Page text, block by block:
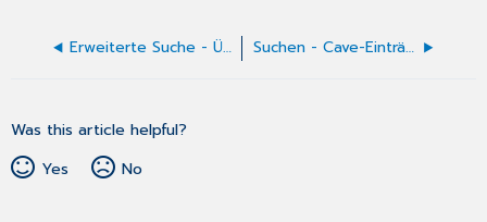
Erweiterte Suche - Übersicht aller Suchkriterien Suchen - Cave-Einträge suchen
Was this article helpful?
Yes
No